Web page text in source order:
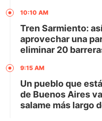
10:10 AM
Tren Sarmiento:
aprovechar una
eliminar 20
9:15 AM
Un pueblo que
de Buenos Aires
salame más largo